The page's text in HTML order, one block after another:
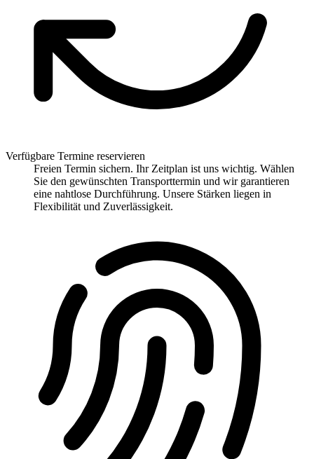
Verfügbare Termine reservieren
Freien Termin sichern. Ihr Zeitplan ist uns wichtig. Wählen
Sie den gewünschten Transporttermin und wir garantieren
eine nahtlose Durchführung. Unsere Stärken liegen in
Flexibilität und Zuverlässigkeit.